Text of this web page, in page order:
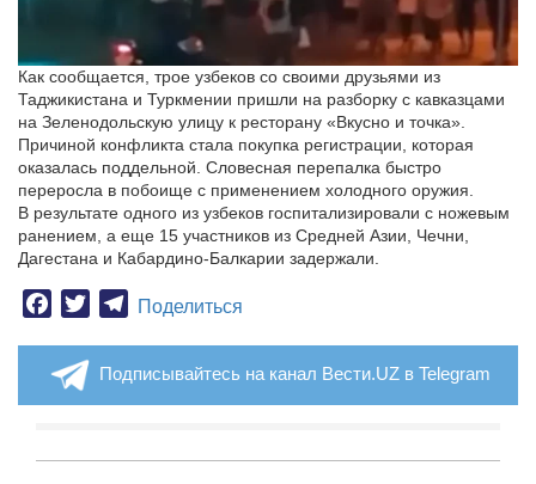
Как сообщается, трое узбеков со своими друзьями из
Таджикистана и Туркмении пришли на разборку с кавказцами
на Зеленодольскую улицу к ресторану «Вкусно и точка».
Причиной конфликта стала покупка регистрации, которая
оказалась поддельной. Словесная перепалка быстро
переросла в побоище с применением холодного оружия.
В результате одного из узбеков госпитализировали с ножевым
ранением, а еще 15 участников из Средней Азии, Чечни,
Дагестана и Кабардино-Балкарии задержали.
Facebook
TwitterTelegram
Поделиться
Подписывайтесь на канал Вести.UZ в Telegram